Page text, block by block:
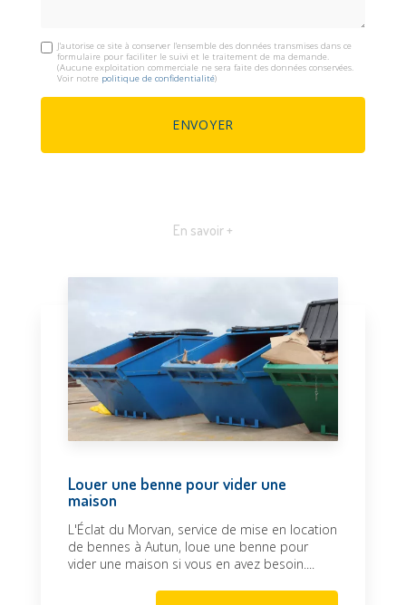
J'autorise ce site à conserver l'ensemble des données transmises dans ce
formulaire pour faciliter le suivi et le traitement de ma demande.
(Aucune exploitation commerciale ne sera faite des données conservées.
Voir notre politique de confidentialité)
En savoir +
Louer une benne pour vider une
maison
L'Éclat du Morvan, service de mise en location
de bennes à Autun, loue une benne pour
vider une maison si vous en avez besoin....